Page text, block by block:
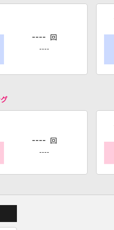
---- 回
----
---- 回
----